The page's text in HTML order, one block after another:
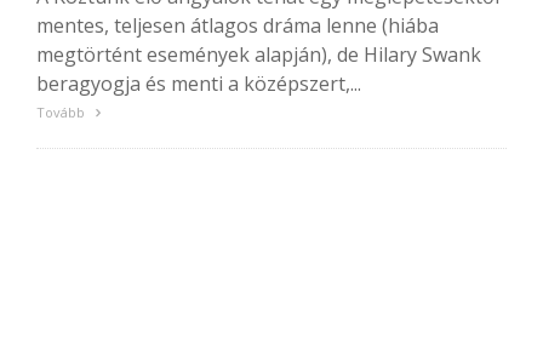
mentes, teljesen átlagos dráma lenne (hiába
megtörtént események alapján), de Hilary Swank
beragyogja és menti a középszert,...
Tovább